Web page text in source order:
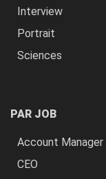
Interview
Portrait
Sciences
PAR JOB
Account Manager
CEO